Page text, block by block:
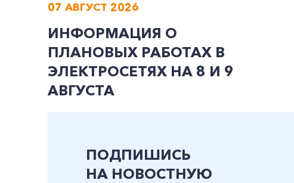
07 АВГУСТ 2026
ИНФОРМАЦИЯ О
ПЛАНОВЫХ РАБОТАХ В
ЭЛЕКТРОСЕТЯХ НА 8 И 9
АВГУСТА
ПОДПИШИСЬ
НА НОВОСТНУЮ